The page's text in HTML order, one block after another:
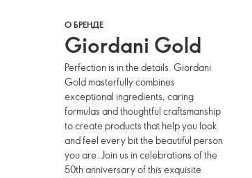
О БРЕНДЕ
Giordani Gold
Perfection is in the details. Giordani
Gold masterfully combines
exceptional ingredients, caring
formulas and thoughtful craftsmanship
to create products that help you look
and feel every bit the beautiful person
you are. Join us in celebrations of the
50th anniversary of this exquisite